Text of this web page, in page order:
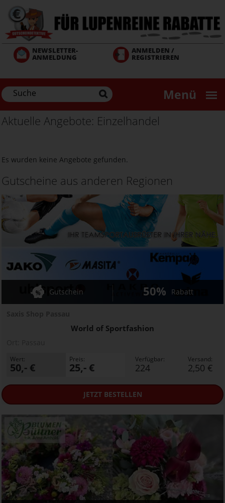
zum
Inhalt
NEWSLETTER-
ANMELDUNG
ANMELDEN /
REGISTRIEREN
Menü
Aktuelle Angebote: Einzelhandel
Es wurden keine Angebote gefunden.
Gutscheine aus anderen Regionen
World of Sportfashion
Gutschein 50% Rabatt
Wert:
50,- €
Preis:
25,- €
Verfügbar:
224
Versand:
2,50 €
JETZTBESTELLEN